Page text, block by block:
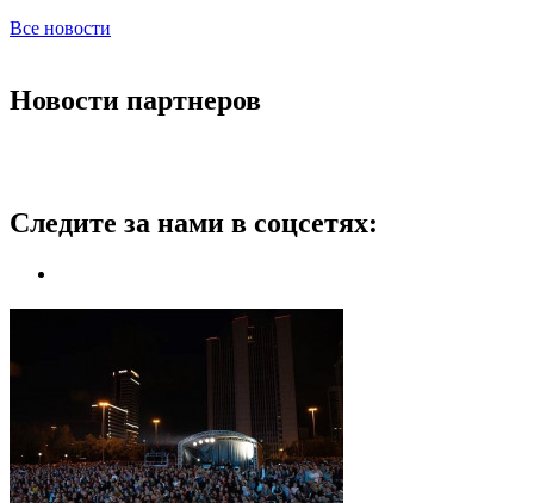
Все новости
Новости партнеров
Следите за нами в соцсетях: